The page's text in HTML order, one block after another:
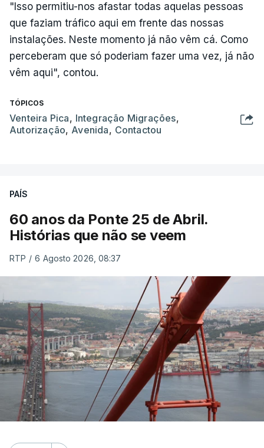
"Isso permitiu-nos afastar todas aquelas pessoas
que faziam tráfico aqui em frente das nossas
instalações. Neste momento já não vêm cá. Como
perceberam que só poderiam fazer uma vez, já não
vêm aqui", contou.
TÓPICOS
Venteira Pica, Integração Migrações,
Autorização, Avenida, Contactou
PAÍS
60 anos da Ponte 25 de Abril.
Histórias que não se veem
RTP / 6 Agosto 2026, 08:37